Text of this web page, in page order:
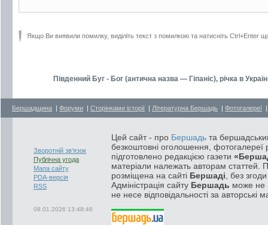
Якщо Ви виявили помилку, виділіть текст з помилкою та натисніть Ctrl+Enter
Південний Буг - Бог (антична назва — Гіпаніс), річка в
Бершадщина | Форуми | Сторінками історії | Літературна Бершадь | Фотогалереї
Зворотній зв'язок
Публічна угода
Мапа сайту
PDA-версія
RSS
08.01.2026 13:48:46
Цей сайт - про Бершадь та
безкоштовні оголошення, фотогалереї
підготовлено редакцією газети
матеріали належать авторам статтей.
розміщена на сайті Бершаді , без
Адміністрація сайту Бершадь може не
не несе відповідальності за авторські